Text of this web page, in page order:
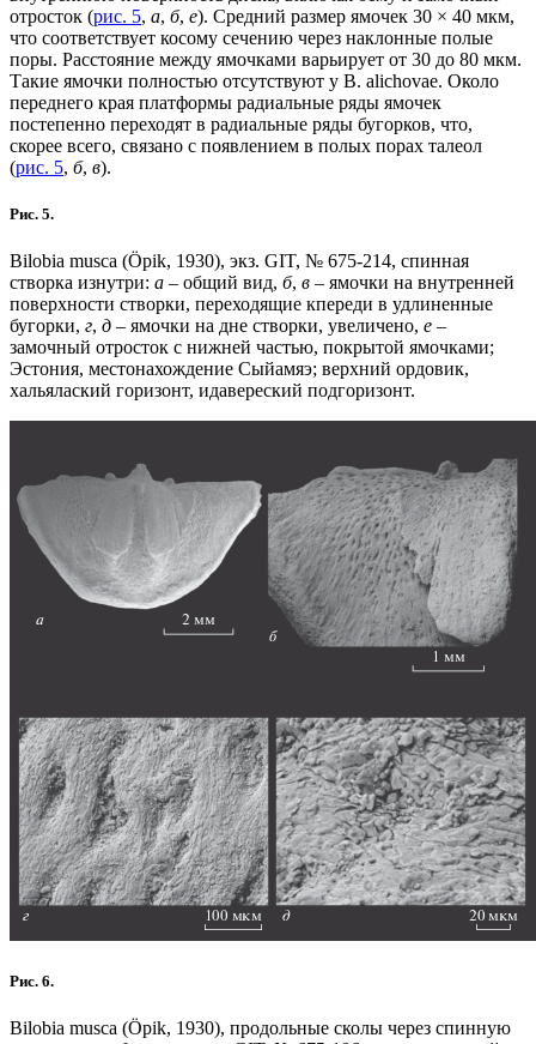
отросток (рис. 5, а, б, е). Средний размер ямочек 30 × 40 мкм,
что соответствует косому сечению через наклонные полые
поры. Расстояние между ямочками варьирует от 30 до 80 мкм.
Такие ямочки полностью отсутствуют у B. alichovae. Около
переднего края платформы радиальные ряды ямочек
постепенно переходят в радиальные ряды бугорков, что,
скорее всего, связано с появлением в полых порах талеол
(рис. 5, б, в).
Рис. 5.
Bilobia musca (Öpik, 1930), экз. GIT, № 675-214, спинная
створка изнутри: а – общий вид, б, в – ямочки на внутренней
поверхности створки, переходящие кпереди в удлиненные
бугорки, г, д – ямочки на дне створки, увеличено, е –
замочный отросток с нижней частью, покрытой ямочками;
Эстония, местонахождение Сыйамяэ; верхний ордовик,
хальялаский горизонт, идавереский подгоризонт.
Рис. 6.
Bilobia musca (Öpik, 1930), продольные сколы через спинную